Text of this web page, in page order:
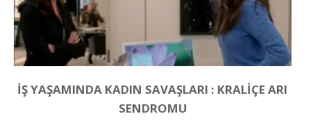
İŞ YAŞAMINDA KADIN SAVAŞLARI : KRALIÇE ARI
SENDROMU